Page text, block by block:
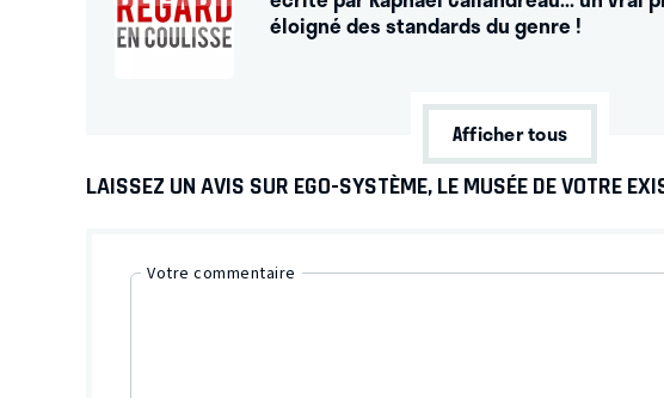
éloigné des standards du genre !
Afficher tous
LAISSEZ UN AVIS SUR EGO-SYSTÈME, LE MUSÉE DE VOTRE
Votre commentaire